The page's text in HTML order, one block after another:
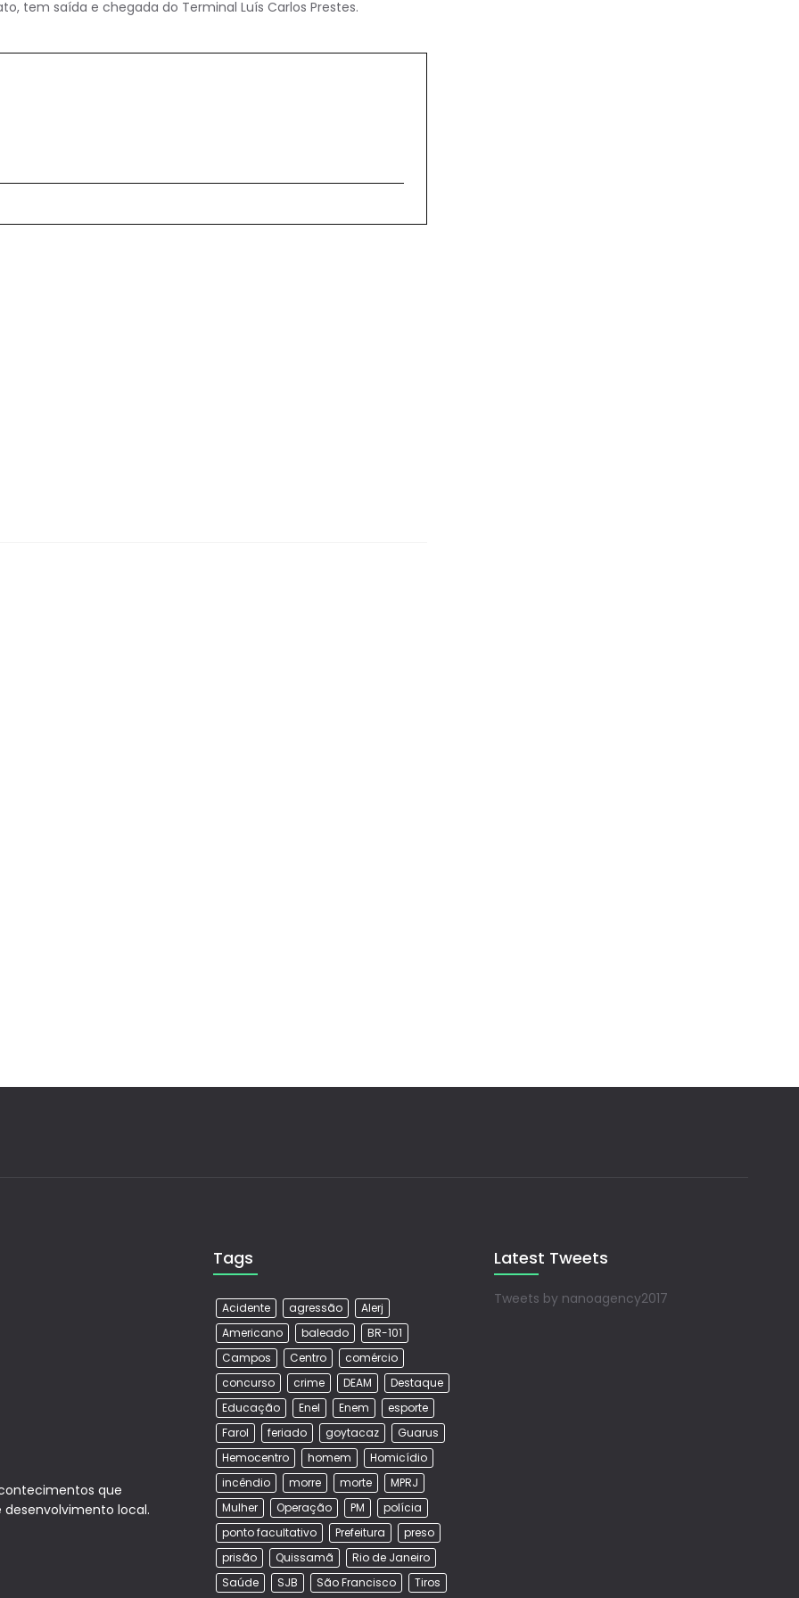
tem saída e chegada do Terminal Luís Carlos Prestes.
que
local.
Tags
Acidente agressão
Alerj
Americano
baleado
BR-101
Campos
Centro
comércio
concurso
crime DEAM
Destaque
Educação
Enel Enem
esporte
Farol
feriado goytacaz
Guarus
Hemocentro
homem
Homicídio
incêndio
morre morte
MPRJ
Mulher
Operação PM
polícia
ponto facultativo
Prefeitura
preso
prisão
Quissamã
Rio de Janeiro
Saúde
SJB São Francisco Tiros
Latest Tweets
Tweets by nanoagency2017